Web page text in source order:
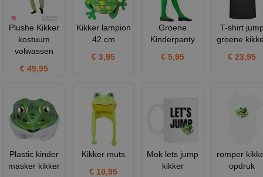
Plushe Kikker
kostuum
volwassen
€ 49,95
Kikker lampion
42 cm
€ 3,95
Groene
Kinderpanty
€ 5,95
T-shirt
groene
€ 23,95
Plastic kinder
masker kikker
Kikker muts
€ 10,95
Mok lets jump
kikker
romper
opdruk